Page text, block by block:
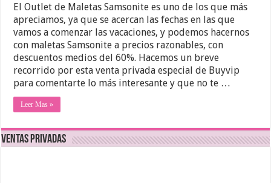
El Outlet de Maletas Samsonite es uno de los que más
apreciamos, ya que se acercan las fechas en las que
vamos a comenzar las vacaciones, y podemos hacernos
con maletas Samsonite a precios razonables, con
descuentos medios del 60%. Hacemos un breve
recorrido por esta venta privada especial de Buyvip
para comentarte lo más interesante y que no te …
Leer Mas »
Ventas Privadas